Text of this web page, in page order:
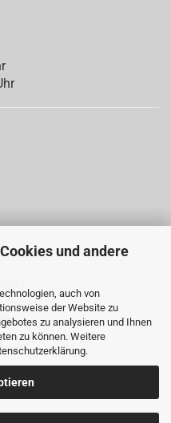
und andere
auch von
der Website zu
zu analysieren und Ihnen
zu können. Weitere
.